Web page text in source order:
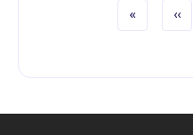
ترقيم الصفحات
الصفحة التالية
›› الصفحة الأخيرة
»